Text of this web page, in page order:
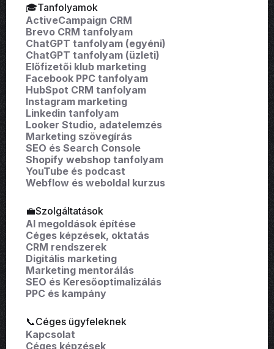
🎓Tanfolyamok
ActiveCampaign CRM
Brevo CRM tanfolyam
ChatGPT tanfolyam (egyéni)
ChatGPT tanfolyam (üzleti)
Előfizetői klub marketing
Facebook PPC tanfolyam
HubSpot CRM tanfolyam
Instagram marketing
Linkedin tanfolyam
Looker Studio, adatelemzés
Marketing szövegírás
SEO és Search Console
Shopify webshop tanfolyam
YouTube és podcast
Webflow és weboldal kurzus
💼Szolgáltatások
AI megoldások építése
Céges képzések, oktatás
CRM rendszerek
Digitális marketing
Marketing mentorálás
SEO és Keresőoptimalizálás
PPC és kampány
📞Céges ügyfeleknek
Kapcsolat
Céges képzések